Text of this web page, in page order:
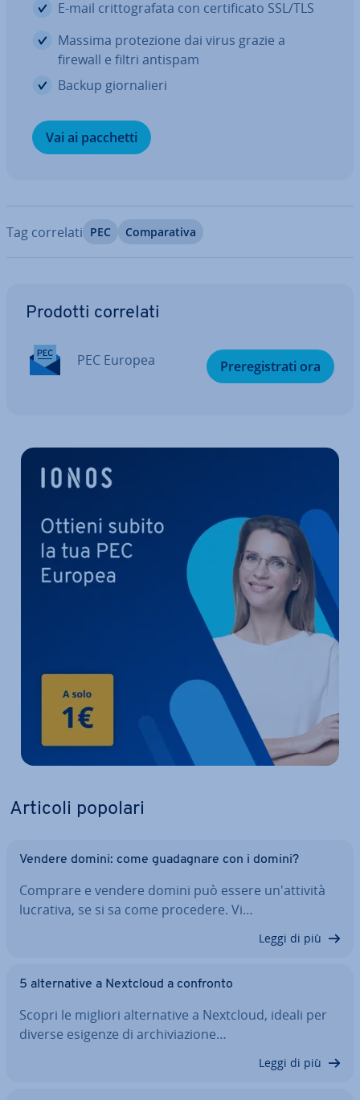
E-mail crit­to­gra­fa­ta con cer­ti­fi­ca­to SSL/TLS
Massima pro­te­zio­ne dai virus grazie a
firewall e filtri antispam
Backup gior­na­lie­ri
Vai ai pacchetti
Tag correlati PEC Com­pa­ra­ti­va
Prodotti correlati
PEC Europea Pre­re­gi­stra­ti ora
Articoli popolari
Vendere domini: come gua­da­gna­re con i domini?
Comprare e vendere domini può essere un'at­ti­vi­tà
lucrativa, se si sa come procedere. Vi…
Leggi di più
5 al­ter­na­ti­ve a Nextcloud a confronto
Scopri le migliori al­ter­na­ti­ve a Nextcloud, ideali per
diverse esigenze di ar­chi­via­zio­ne…
Leggi di più